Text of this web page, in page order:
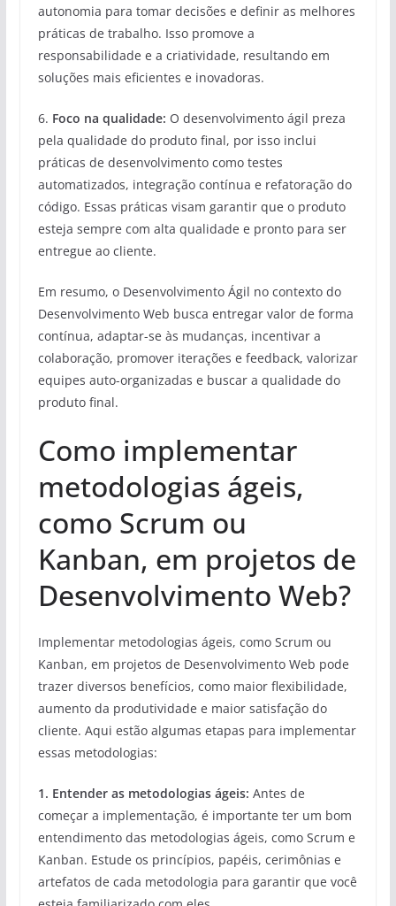
autonomia para tomar decisões e definir as melhores
práticas de trabalho. Isso promove a
responsabilidade e a criatividade, resultando em
soluções mais eficientes e inovadoras.
6. Foco na qualidade: O desenvolvimento ágil preza
pela qualidade do produto final, por isso inclui
práticas de desenvolvimento como testes
automatizados, integração contínua e refatoração do
código. Essas práticas visam garantir que o produto
esteja sempre com alta qualidade e pronto para ser
entregue ao cliente.
Em resumo, o Desenvolvimento Ágil no contexto do
Desenvolvimento Web busca entregar valor de forma
contínua, adaptar-se às mudanças, incentivar a
colaboração, promover iterações e feedback, valorizar
equipes auto-organizadas e buscar a qualidade do
produto final.
Como implementar
metodologias ágeis,
como Scrum ou
Kanban, em projetos de
Desenvolvimento Web?
Implementar metodologias ágeis, como Scrum ou
Kanban, em projetos de Desenvolvimento Web pode
trazer diversos benefícios, como maior flexibilidade,
aumento da produtividade e maior satisfação do
cliente. Aqui estão algumas etapas para implementar
essas metodologias:
1. Entender as metodologias ágeis: Antes de
começar a implementação, é importante ter um bom
entendimento das metodologias ágeis, como Scrum e
Kanban. Estude os princípios, papéis, cerimônias e
artefatos de cada metodologia para garantir que você